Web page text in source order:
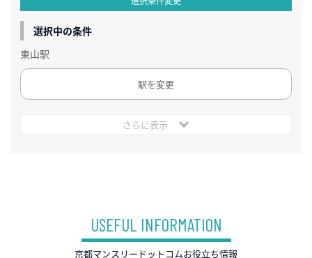
選択中の条件
東山駅
駅を変更
さらに表示
USEFUL INFORMATION
京都マンスリードットコムお役立ち情報